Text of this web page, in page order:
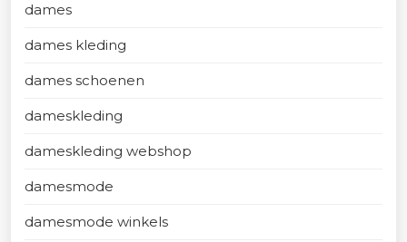
dames
dames kleding
dames schoenen
dameskleding
dameskleding webshop
damesmode
damesmode winkels